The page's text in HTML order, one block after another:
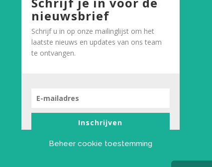
Beheer cookie toestemming
nieuwsbrief
Schrijf u in op onze mailinglijst om het
laatste nieuws en updates van ons team
te ontvangen.
Inschrijven